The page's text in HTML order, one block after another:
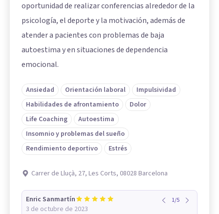
oportunidad de realizar conferencias alrededor de la
psicología, el deporte y la motivación, además de
atender a pacientes con problemas de baja
autoestima y en situaciones de dependencia
emocional.
Ansiedad Orientación laboral
Impulsividad
Habilidades de afrontamiento
Dolor
Life Coaching
Autoestima
Insomnio y problemas del sueño
Rendimiento deportivo
Estrés
Carrer de Lluçà, 27, Les Corts, 08028 Barcelona
Enric Sanmartín
3 de octubre de 2023
1/5